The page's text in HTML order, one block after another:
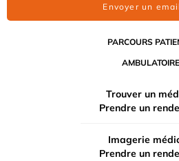
Envoyer un email
PARCOURS
AMBULATOIRE
Trouver un
Prendre un
Imagerie
Prendre un